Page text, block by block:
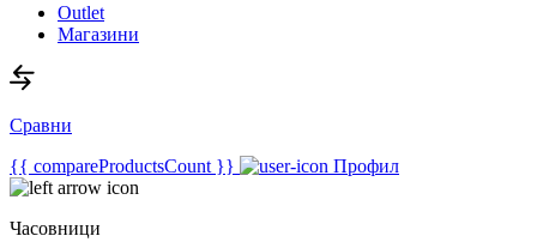
Outlet
Магазини
Сравни
{{ compareProductsCount }}
Профил
Часовници